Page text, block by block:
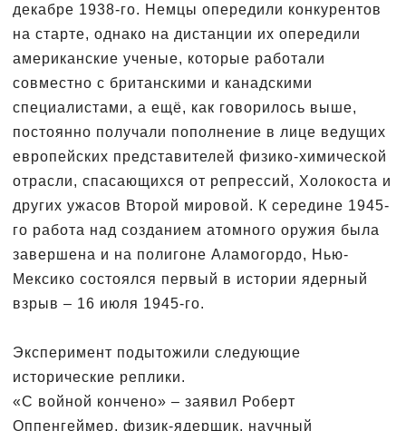
декабре 1938-го. Немцы опередили конкурентов
на старте, однако на дистанции их опередили
американские ученые, которые работали
совместно с британскими и канадскими
специалистами, а ещё, как говорилось выше,
постоянно получали пополнение в лице ведущих
европейских представителей физико-химической
отрасли, спасающихся от репрессий, Холокоста и
других ужасов Второй мировой. К середине 1945-
го работа над созданием атомного оружия была
завершена и на полигоне Аламогордо, Нью-
Мексико состоялся первый в истории ядерный
взрыв – 16 июля 1945-го.
Эксперимент подытожили следующие
исторические реплики.
«С войной кончено» – заявил Роберт
Оппенгеймер, физик-ядерщик, научный